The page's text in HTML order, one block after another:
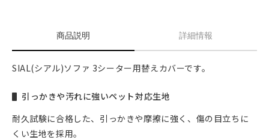
商品説明 詳細情報
SIAL(シアル)ソファ 3シーター用替えカバーです。
引っかきや汚れに強いペット対応生地
耐久試験に合格した、引っかきや摩擦に強く、傷の目立ちに
くい生地を採用。